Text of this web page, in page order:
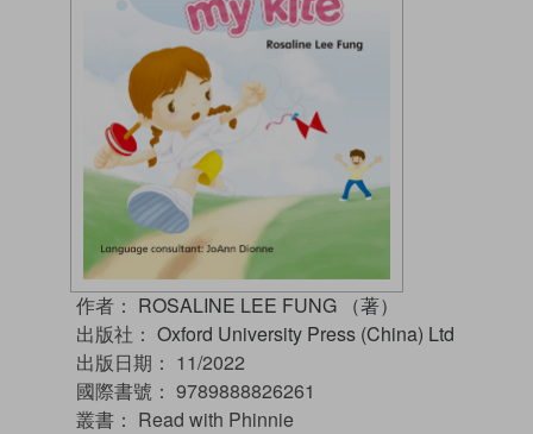
作者： ROSALINE LEE FUNG （著）
出版社： Oxford University Press (China) Ltd
出版日期： 11/2022
國際書號： 9789888826261
叢書： Read with Phinnie